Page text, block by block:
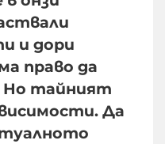
и дори
право да
Но тайният
Да